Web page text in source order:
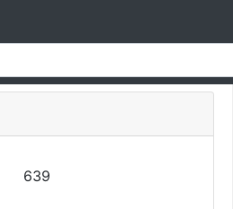
639